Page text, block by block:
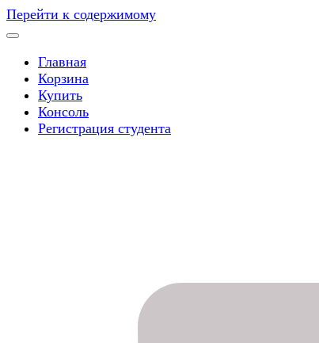
Перейти к содержимому
Главная
Корзина
Купить
Консоль
Регистрация студента